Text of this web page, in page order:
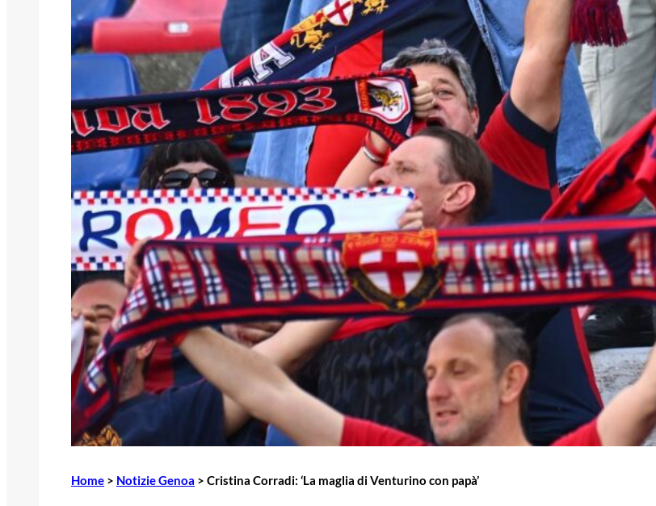
Home > Notizie Genoa > Cristina Corradi: ‘La maglia di Venturino con papà’